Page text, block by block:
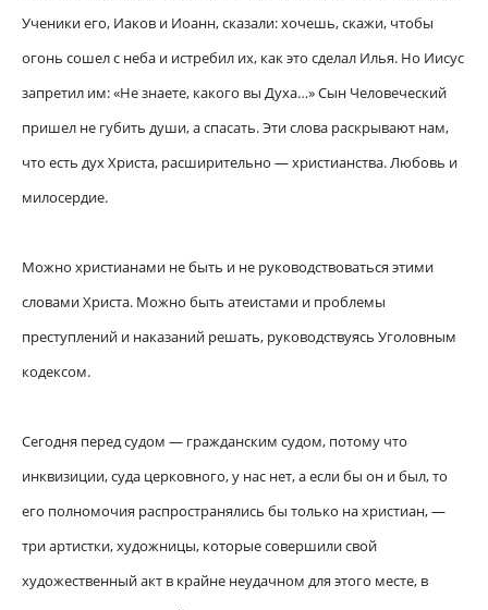
Ученики его, Иаков и Иоанн, сказали: хочешь, скажи, чтобы
огонь сошел с неба и истребил их, как это сделал Илья. Но Иисус
запретил им: «Не знаете, какого вы Духа…» Сын Человеческий
пришел не губить души, а спасать. Эти слова раскрывают нам,
что есть дух Христа, расширительно — христианства. Любовь и
милосердие.
Можно христианами не быть и не руководствоваться этими
словами Христа. Можно быть атеистами и проблемы
преступлений и наказаний решать, руководствуясь Уголовным
кодексом.
Сегодня перед судом — гражданским судом, потому что
инквизиции, суда церковного, у нас нет, а если бы он и был, то
его полномочия распространялись бы только на христиан, —
три артистки, художницы, которые совершили свой
художественный акт в крайне неудачном для этого месте, в